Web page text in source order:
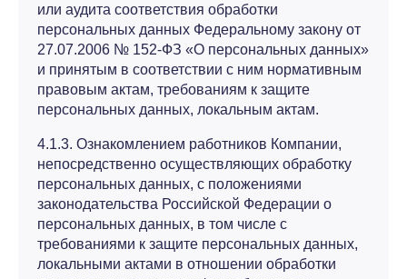
или аудита соответствия обработки
персональных данных Федеральному закону от
27.07.2006 № 152-ФЗ «О персональных данных»
и принятым в соответствии с ним нормативным
правовым актам, требованиям к защите
персональных данных, локальным актам.
4.1.3. Ознакомлением работников Компании,
непосредственно осуществляющих обработку
персональных данных, с положениями
законодательства Российской Федерации о
персональных данных, в том числе с
требованиями к защите персональных данных,
локальными актами в отношении обработки